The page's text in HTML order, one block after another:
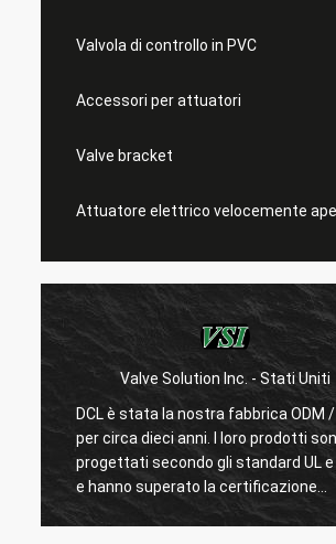
Valvola di controllo in PVC
Accessori per attuatori
Valve bracket
Attuatore elettrico velocemente
Valve Solution Inc. - Stati Uniti
è stata la nostra fabbrica ODM / OEM
circa dieci anni. I loro prodotti sono
secondo gli standard UL e CSA
superato la certificazione
produttori cinesi possono